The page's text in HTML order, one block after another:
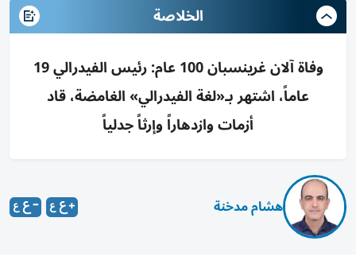
الخلاصة
وفاة آلان غرينسبان 100 عام: رئيس الفيدرالي 19
عاماً، اشتهر بـ«لغة الفيدرالي» الغامضة، قاد
أزمات وازدهاراً وإرثاً جدلياً
هشام مدخنة